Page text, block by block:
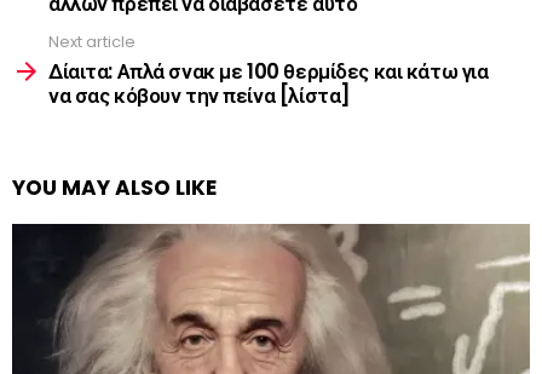
Next article
Δίαιτα: Απλά σνακ με 100 θερμίδες και κάτω για
να σας κόβουν την πείνα [λίστα]
YOU MAY ALSO LIKE